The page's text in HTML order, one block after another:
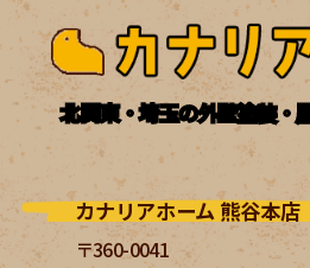
北関東・埼玉の外壁塗装・
カナリアホーム 熊谷本店
〒360-0041